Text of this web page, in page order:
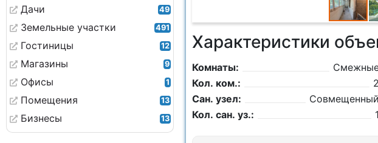
Дачи 49
Земельные участки 491
Гостиницы 12
Магазины 9
Офисы 1
Помещения 13
Бизнесы 13
Характеристики
Комнаты:
Кол. ком.:
2
Сан. узел:
Совмещенный
Кол. сан. уз.:
1